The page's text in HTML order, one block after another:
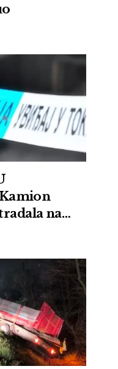
na